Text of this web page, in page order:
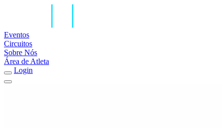
Eventos
Circuitos
Sobre Nós
Área de Atleta
Login